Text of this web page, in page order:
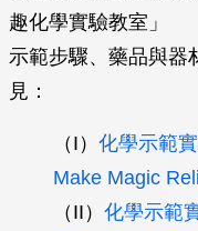
趣化學實驗教室」
示範步驟、藥品與器
見：
（I） 化學示範
Make Magic
（II） 化學示範